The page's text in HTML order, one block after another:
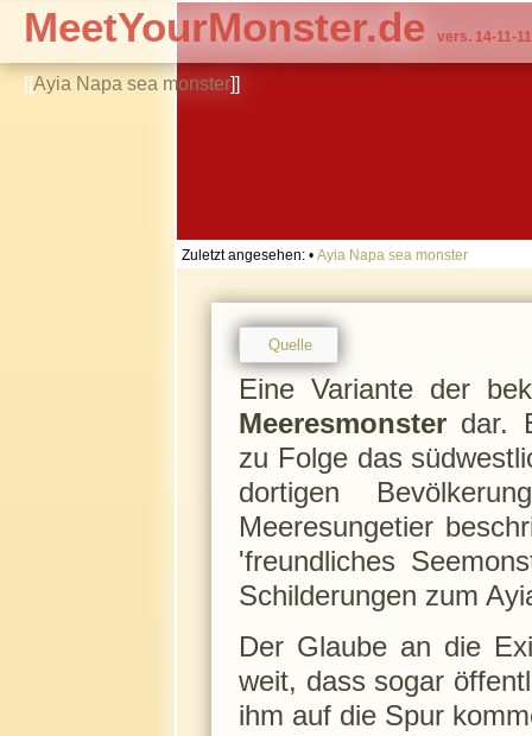
[[Ayia Napa sea monster]]
MeetYourMonster.de vers. 14-11-11
Zuletzt angesehen: • Ayia Napa sea monster
Quelle
Eine Variante der
Meeresmonsterdar.
zu Folge das
dortigen
Meeresungetier
'freundliches
Schilderungen zum
Der Glaube an die
weit, dass sogar
ihm auf die Spur